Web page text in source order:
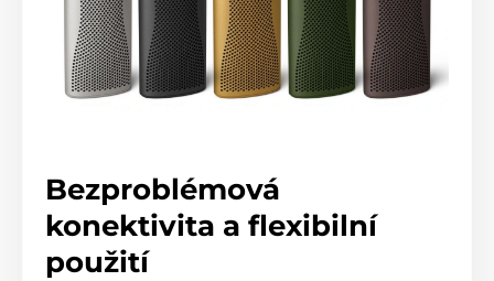
Bezproblémová
konektivita a flexibilní
použití